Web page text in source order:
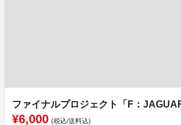
ファイナルプロジェクト「F：
¥6,000 (税込/送料込)